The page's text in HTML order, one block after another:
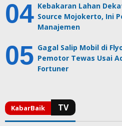
Kebakaran Lahan
Source Mojokerto, Ini
Manajemen
Gagal Salip Mobil di
Pemotor Tewas Usai
Fortuner